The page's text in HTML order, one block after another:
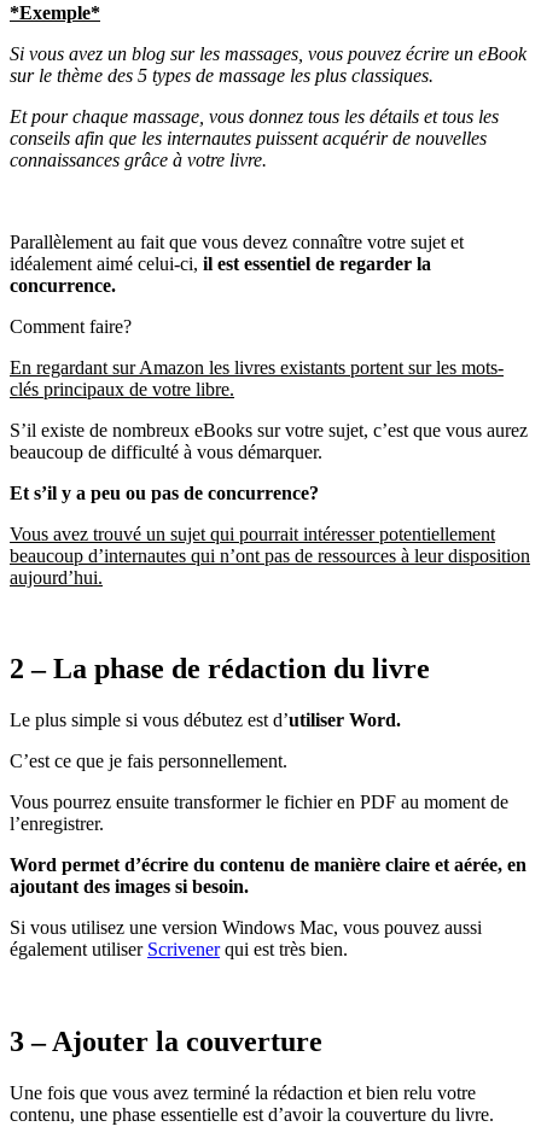
*Exemple*
Si vous avez un blog sur les massages, vous pouvez écrire un eBook
sur le thème des 5 types de massage les plus classiques.
Et pour chaque massage, vous donnez tous les détails et tous les
conseils afin que les internautes puissent acquérir de nouvelles
connaissances grâce à votre livre.
Parallèlement au fait que vous devez connaître votre sujet et
idéalement aimé celui-ci, il est essentiel de regarder la
concurrence.
Comment faire?
En regardant sur Amazon les livres existants portent sur les mots-
clés principaux de votre libre.
S’il existe de nombreux eBooks sur votre sujet, c’est que vous aurez
beaucoup de difficulté à vous démarquer.
Et s’il y a peu ou pas de concurrence?
Vous avez trouvé un sujet qui pourrait intéresser potentiellement
beaucoup d’internautes qui n’ont pas de ressources à leur disposition
aujourd’hui.
2 – La phase de rédaction du livre
Le plus simple si vous débutez est d’utiliser Word.
C’est ce que je fais personnellement.
Vous pourrez ensuite transformer le fichier en PDF au moment de
l’enregistrer.
Word permet d’écrire du contenu de manière claire et aérée, en
ajoutant des images si besoin.
Si vous utilisez une version Windows Mac, vous pouvez aussi
également utiliser Scrivenerqui est très bien.
3 – Ajouter la couverture
Une fois que vous avez terminé la rédaction et bien relu votre
contenu, une phase essentielle est d’avoir la couverture du livre.